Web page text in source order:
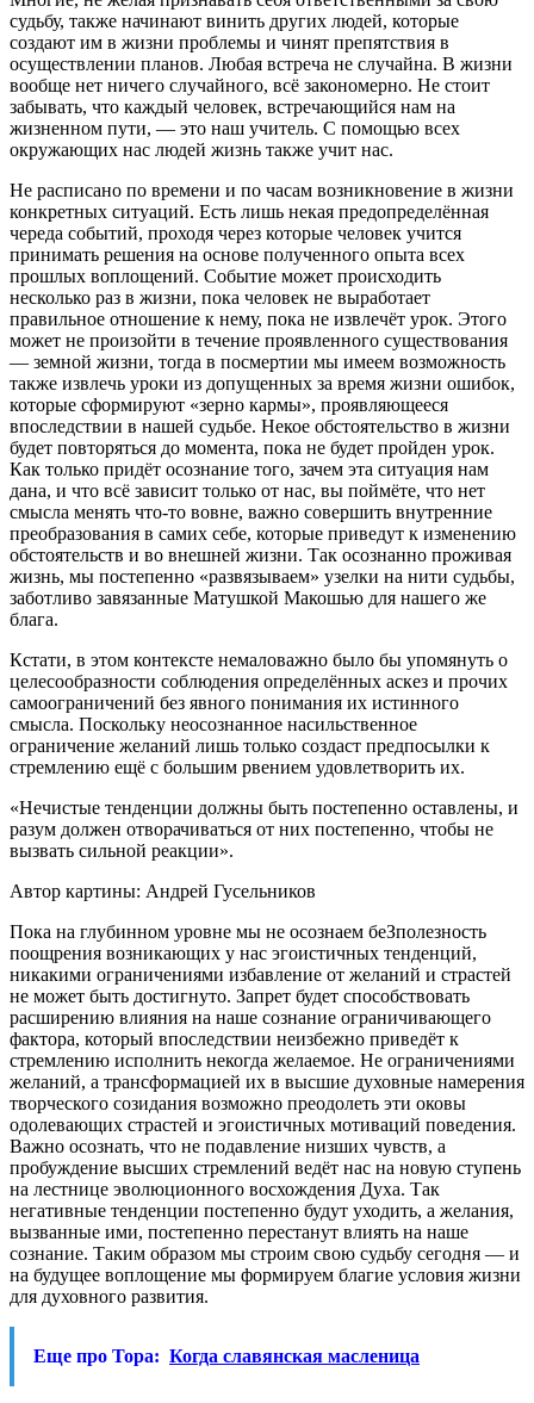
судьбу, также начинают винить других людей, которые
создают им в жизни проблемы и чинят препятствия в
осуществлении планов. Любая встреча не случайна. В жизни
вообще нет ничего случайного, всё закономерно. Не стоит
забывать, что каждый человек, встречающийся нам на
жизненном пути, — это наш учитель. С помощью всех
окружающих нас людей жизнь также учит нас.
Не расписано по времени и по часам возникновение в жизни
конкретных ситуаций. Есть лишь некая предопределённая
череда событий, проходя через которые человек учится
принимать решения на основе полученного опыта всех
прошлых воплощений. Событие может происходить
несколько раз в жизни, пока человек не выработает
правильное отношение к нему, пока не извлечёт урок. Этого
может не произойти в течение проявленного существования
— земной жизни, тогда в посмертии мы имеем возможность
также извлечь уроки из допущенных за время жизни ошибок,
которые сформируют «зерно кармы», проявляющееся
впоследствии в нашей судьбе. Некое обстоятельство в жизни
будет повторяться до момента, пока не будет пройден урок.
Как только придёт осознание того, зачем эта ситуация нам
дана, и что всё зависит только от нас, вы поймёте, что нет
смысла менять что-то вовне, важно совершить внутренние
преобразования в самих себе, которые приведут к изменению
обстоятельств и во внешней жизни. Так осознанно проживая
жизнь, мы постепенно «развязываем» узелки на нити судьбы,
заботливо завязанные Матушкой Макошью для нашего же
блага.
Кстати, в этом контексте немаловажно было бы упомянуть о
целесообразности соблюдения определённых аскез и прочих
самоограничений без явного понимания их истинного
смысла. Поскольку неосознанное насильственное
ограничение желаний лишь только создаст предпосылки к
стремлению ещё с большим рвением удовлетворить их.
«Нечистые тенденции должны быть постепенно оставлены, и
разум должен отворачиваться от них постепенно, чтобы не
вызвать сильной реакции».
Автор картины: Андрей Гусельников
Пока на глубинном уровне мы не осознаем беЗполезность
поощрения возникающих у нас эгоистичных тенденций,
никакими ограничениями избавление от желаний и страстей
не может быть достигнуто. Запрет будет способствовать
расширению влияния на наше сознание ограничивающего
фактора, который впоследствии неизбежно приведёт к
стремлению исполнить некогда желаемое. Не ограничениями
желаний, а трансформацией их в высшие духовные намерения
творческого созидания возможно преодолеть эти оковы
одолевающих страстей и эгоистичных мотиваций поведения.
Важно осознать, что не подавление низших чувств, а
пробуждение высших стремлений ведёт нас на новую ступень
на лестнице эволюционного восхождения Духа. Так
негативные тенденции постепенно будут уходить, а желания,
вызванные ими, постепенно перестанут влиять на наше
сознание. Таким образом мы строим свою судьбу сегодня — и
на будущее воплощение мы формируем благие условия жизни
для духовного развития.
Еще про Тора: Когда славянская масленица